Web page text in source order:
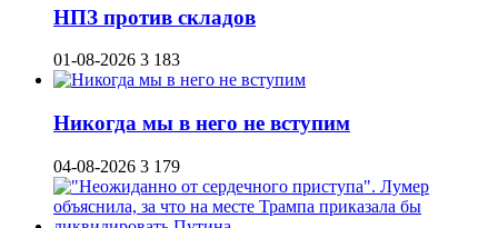
НПЗ против складов
01-08-2026 3 183
Никогда мы в него не вступим
04-08-2026 3 179